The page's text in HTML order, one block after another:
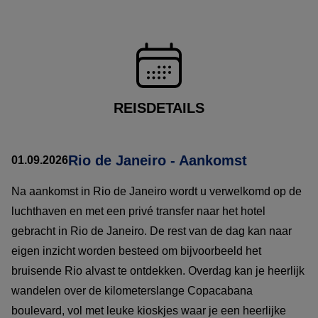
REISDETAILS
01.09.2026Rio de Janeiro - Aankomst
Na aankomst in Rio de Janeiro wordt u verwelkomd op de
luchthaven en met een privé transfer naar het hotel
gebracht in Rio de Janeiro. De rest van de dag kan naar
eigen inzicht worden besteed om bijvoorbeeld het
bruisende Rio alvast te ontdekken. Overdag kan je heerlijk
wandelen over de kilometerslange Copacabana
boulevard, vol met leuke kioskjes waar je een heerlijke